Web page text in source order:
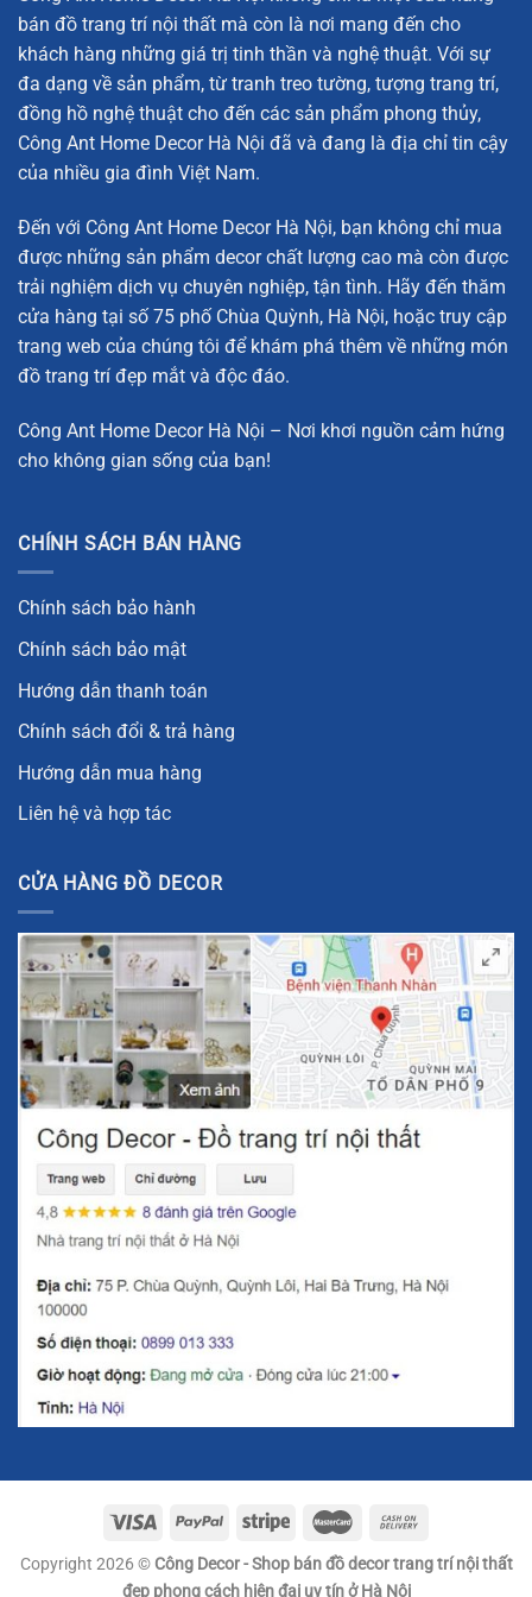
Khánh treo gương chiếu hậu hình Tỳ Hưu
Khánh treo gương chiếu hậu oto hình túi tiền
bán đồ trang trí nội thất mà còn là nơi mang đến cho
khách hàng những giá trị tinh thần và nghệ thuật. Với sự
đa dạng về sản phẩm, từ tranh treo tường, tượng trang trí,
đồng hồ nghệ thuật cho đến các sản phẩm phong thủy,
Công Ant Home Decor Hà Nội đã và đang là địa chỉ tin cậy
của nhiều gia đình Việt Nam.
Đến với Công Ant Home Decor Hà Nội, bạn không chỉ mua
được những sản phẩm decor chất lượng cao mà còn được
trải nghiệm dịch vụ chuyên nghiệp, tận tình. Hãy đến thăm
cửa hàng tại số 75 phố Chùa Quỳnh, Hà Nội, hoặc truy cập
trang web của chúng tôi để khám phá thêm về những món
đồ trang trí đẹp mắt và độc đáo.
Công Ant Home Decor Hà Nội – Nơi khơi nguồn cảm hứng
cho không gian sống của bạn!
CHÍNH SÁCH BÁN HÀNG
Chính sách bảo hành
Chính sách bảo mật
Hướng dẫn thanh toán
Chính sách đổi & trả hàng
Hướng dẫn mua hàng
Liên hệ và hợp tác
CỬA HÀNG ĐỒ DECOR
Copyright 2026 © Công Decor - Shop bán đồ decor trang trí nội thất
đẹp phong cách hiện đại uy tín ở Hà Nội